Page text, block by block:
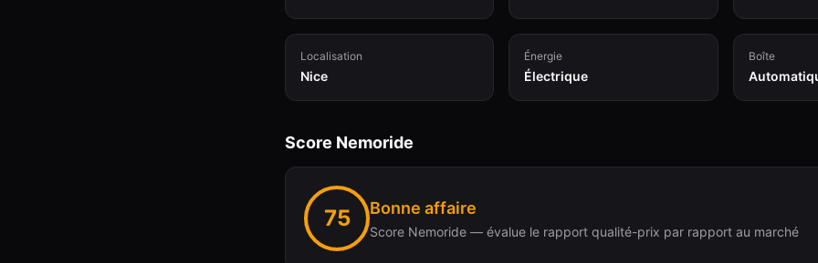
Localisation
Nice
Énergie
Électrique
Boîte
Score Nemoride
75 Bonne affaire
Score Nemoride — évalue le rapport qualité-prix par rapport au marché